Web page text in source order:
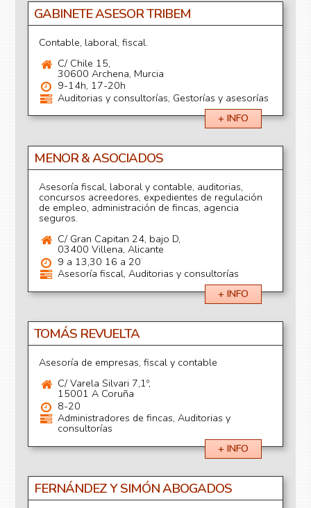
GABINETE ASESOR TRIBEM
Contable, laboral, fiscal.
C/ Chile 15,
30600 Archena, Murcia
9-14h, 17-20h
Auditorias y consultorías, Gestorías y asesorías
+ INFO
MENOR & ASOCIADOS
Asesoría fiscal, laboral y contable, auditorias,
concursos acreedores, expedientes de regulación
de empleo, administración de fincas, agencia
seguros.
C/ Gran Capitan 24, bajo D,
03400 Villena, Alicante
9 a 13,30 16 a 20
Asesoría fiscal, Auditorias y consultorías
+ INFO
TOMÁS REVUELTA
Asesoría de empresas, fiscal y contable
C/ Varela Silvari 7,1º,
15001 A Coruña
8-20
Administradores de fincas, Auditorias y
consultorías
+ INFO
FERNÁNDEZ Y SIMÓN ABOGADOS